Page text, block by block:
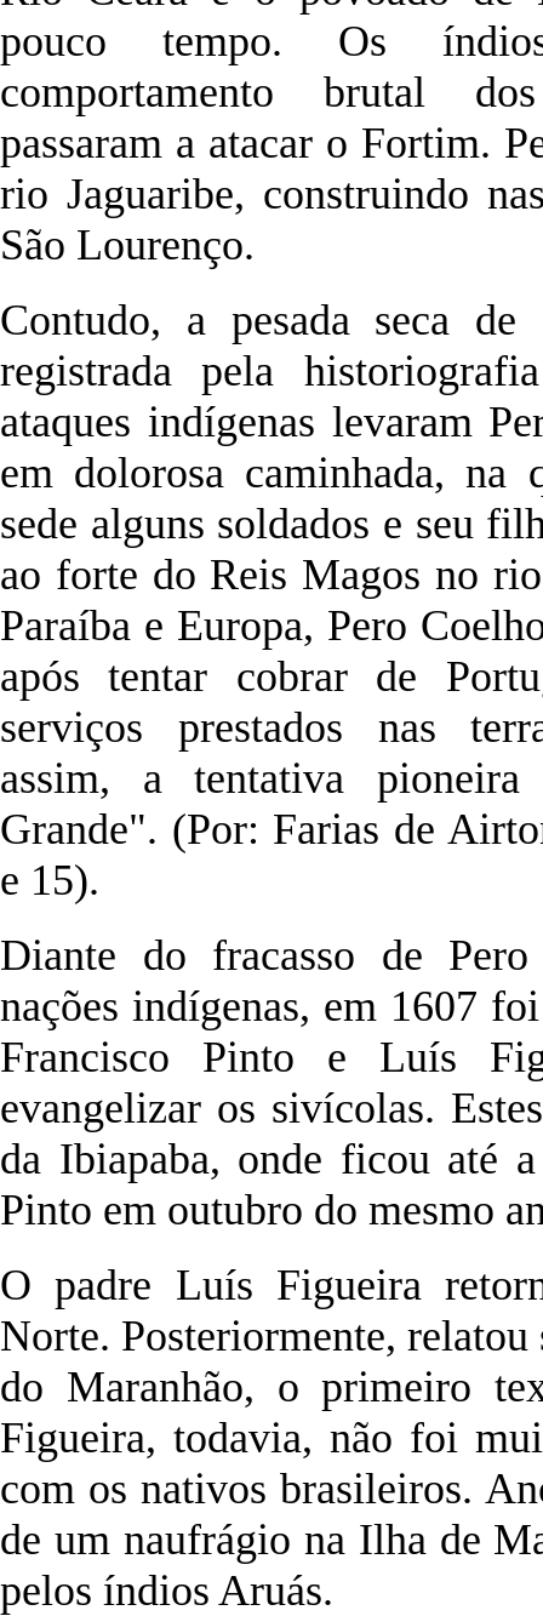
pouco tempo. Os
comportamento brutal
passaram a atacar o Fortim.
rio Jaguaribe, construindo
São Lourenço.
Contudo, a pesada seca
registrada pela
ataques indígenas levaram
em dolorosa caminhada, na
sede alguns soldados e seu
ao forte do Reis Magos no
Paraíba e Europa, Pero
após tentar cobrar de
serviços prestados nas
assim, a tentativa
Grande". (Por: Farias de
e 15).
Diante do fracasso de
nações indígenas, em 1607
Francisco Pinto e Luís
evangelizar os sivícolas.
da Ibiapaba, onde ficou até
Pinto em outubro do mesmo
O padre Luís Figueira
Norte. Posteriormente, relatou
do Maranhão, o primeiro
Figueira, todavia, não foi
com os nativos brasileiros.
de um naufrágio na Ilha de
pelos índios Aruás.